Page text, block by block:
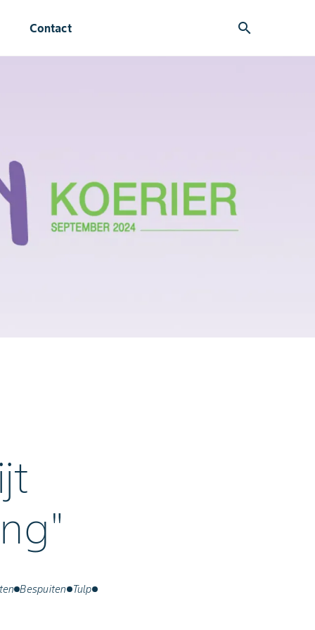
Contact search
Bespuiten Tulp